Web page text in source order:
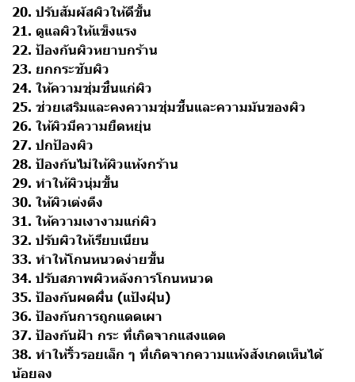
20. ปรับสัมผัสผิวให้ดีขึ้น
21. ดูแลผิวให้แข็งแรง
22. ป้องกันผิวหยาบกร้าน
23. ยกกระชับผิว
24. ให้ความชุ่มชื่นแก่ผิว
25. ช่วยเสริมและคงความชุ่มชื้นและความมันของผิว
26. ให้ผิวมีความยืดหยุ่น
27. ปกป้องผิว
28. ป้องกันไม่ให้ผิวแห้งกร้าน
29. ทำให้ผิวนุ่มขึ้น
30. ให้ผิวเต่งตึง
31. ให้ความเงางามแก่ผิว
32. ปรับผิวให้เรียบเนียน
33. ทำให้โกนหนวดง่ายขึ้น
34. ปรับสภาพผิวหลังการโกนหนวด
35. ป้องกันผดผื่น (แป้งฝุ่น)
36. ป้องกันการถูกแดดเผา
37. ป้องกันฝ้า กระ ที่เกิดจากแสงแดด
38. ทำให้ริ้วรอยเล็ก ๆ ที่เกิดจากความแห้งสังเกตเห็นได้
น้อยลง